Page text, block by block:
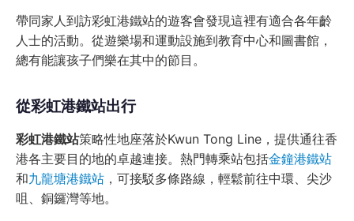
帶同家人到訪彩虹港鐵站的遊客會發現這裡有適合各年齡
人士的活動。從遊樂場和運動設施到教育中心和圖書館，
總有能讓孩子們樂在其中的節目。
從彩虹港鐵站出行
彩虹港鐵站策略性地座落於Kwun Tong Line，提供通往香
港各主要目的地的卓越連接。熱門轉乘站包括金鐘港鐵站
和九龍塘港鐵站 ，可接駁多條路線，輕鬆前往中環、尖沙
咀、銅鑼灣等地。